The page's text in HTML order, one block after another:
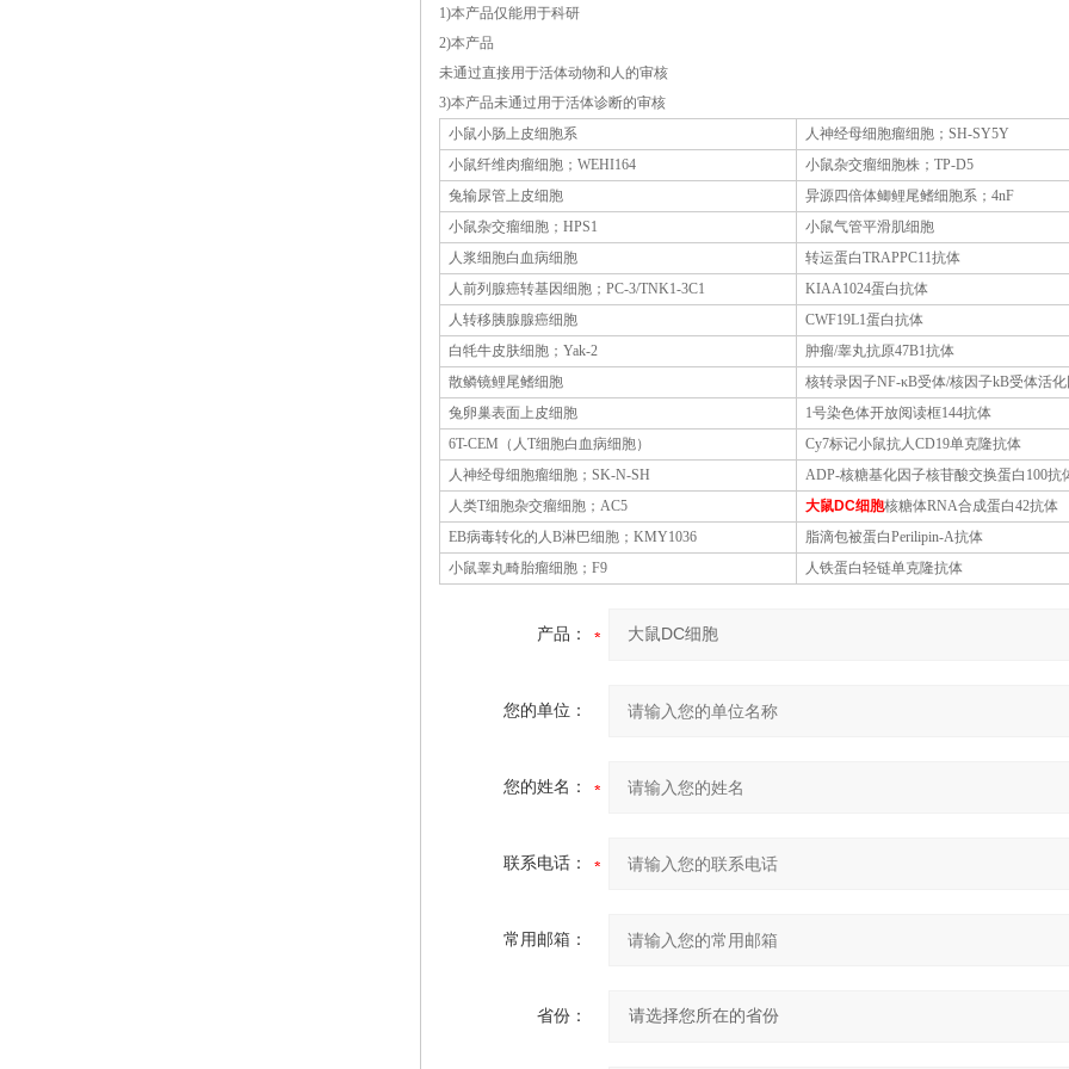
1)本产品仅能用于科研
2)本产品
未通过直接用于活体动物和人的审核
3)本产品未通过用于活体诊断的审核
小鼠小肠上皮细胞系
人神经母细胞瘤细胞； SH-SY5Y
小鼠纤维肉瘤细胞； WEHI164 小鼠杂交瘤细胞株； TP-D5
兔输尿管上皮细胞
异源四倍体鲫鲤尾鳍细胞系； 4nF
小鼠杂交瘤细胞； HPS1
小鼠气管平滑肌细胞
人浆细胞白血病细胞
转运蛋白TRAPPC11抗体
人前列腺癌转基因细胞； PC-3/TNK1-3C1
KIAA1024蛋白抗体
人转移胰腺腺癌细胞
CWF19L1蛋白抗体
白牦牛皮肤细胞； Yak-2 肿瘤/睾丸抗原47B1抗体
散鳞镜鲤尾鳍细胞
核转录因子NF-κB受体/核因子kB受体活
兔卵巢表面上皮细胞
1号染色体开放阅读框144抗体
6T-CEM（人T细胞白血病细胞）
Cy7标记小鼠抗人CD19单克隆抗体
人神经母细胞瘤细胞； SK-N-SH
ADP-核糖基化因子核苷酸交换蛋白100抗
人类T细胞杂交瘤细胞；AC5 大鼠DC细胞核糖体RNA合成蛋白42抗体
EB病毒转化的人B淋巴细胞；KMY1036
脂滴包被蛋白Perilipin-A抗体
小鼠睾丸畸胎瘤细胞； F9 人铁蛋白轻链单克隆抗体
产品：
您的单位：
您的姓名：
联系电话：
常用邮箱：
省份：